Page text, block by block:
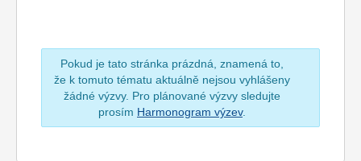
Pokud je tato stránka prázdná, znamená to,
že k tomuto tématu aktuálně nejsou vyhlášeny
žádné výzvy. Pro plánované výzvy sledujte
prosím Harmonogram výzev.